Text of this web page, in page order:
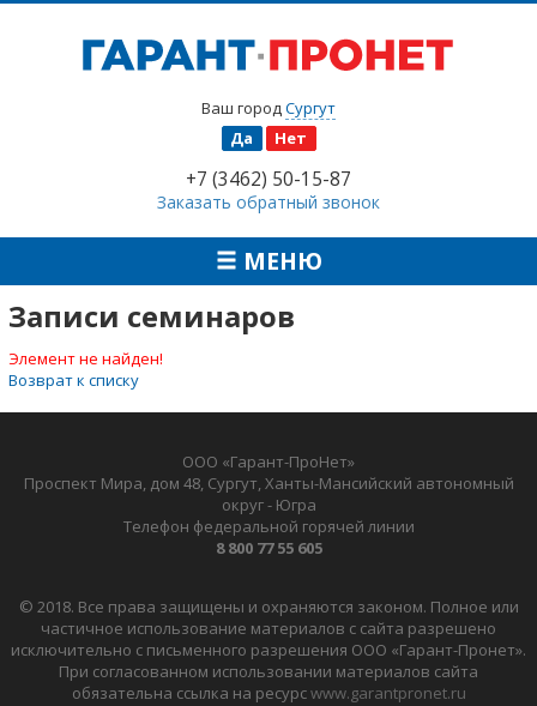
Ваш город Сургут
Да
Нет
+7 (3462) 50-15-87
Заказать обратный звонок
МЕНЮ
Записи семинаров
Элемент не найден!
Возврат к списку
ООО «Гарант-ПроНет»
Проспект Мира, дом 48, Сургут, Ханты-Мансийский автономный
округ - Югра
Телефон федеральной горячей линии
8 800 77 55 605
© 2018. Все права защищены и охраняются законом. Полное или
частичное использование материалов с сайта разрешено
исключительно с письменного разрешения ООО «Гарант-Пронет».
При согласованном использовании материалов сайта
обязательна ссылка на ресурсwww.garantpronet.ru